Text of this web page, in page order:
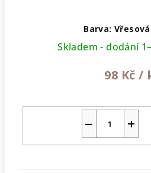
Barva:
Skladem - dodání
98 Kč /
+
−